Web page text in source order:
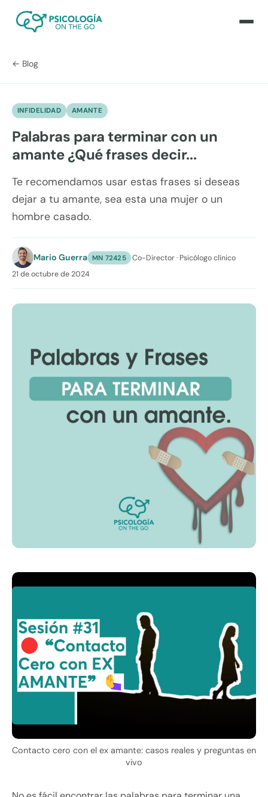
← Blog
INFIDELIDAD AMANTE
Palabras para terminar con un
amante ¿Qué frases decir...
Te recomendamos usar estas frases si deseas
dejar a tu amante, sea esta una mujer o un
hombre casado.
Mario Guerra MN 72425 ·Co-Director · Psicólogo clínico
21 de octubre de 2024
Contacto cero con el ex amante: casos reales y preguntas en
vivo